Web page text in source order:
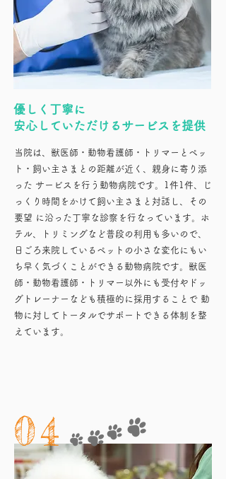
優しく丁寧に
安心していただけるサービスを提供
当院は、獣医師・動物看護師・トリマーとペッ
ト・飼い主さまとの距離が近く、親身に寄り添
った サービスを行う動物病院です。1件1件、じ
っくり時間をかけて飼い主さまと対話し、その
要望 に沿った丁寧な診察を行なっています。ホ
テル、トリミングなど普段の利用も多いので、
日ごろ来院しているペットの小さな変化にもい
ち早く気づくことができる動物病院です。獣医
師・動物看護師・トリマー以外にも受付やドッ
グトレーナーなども積極的に採用することで 動
物に対してトータルでサポートできる体制を整
えています。
04